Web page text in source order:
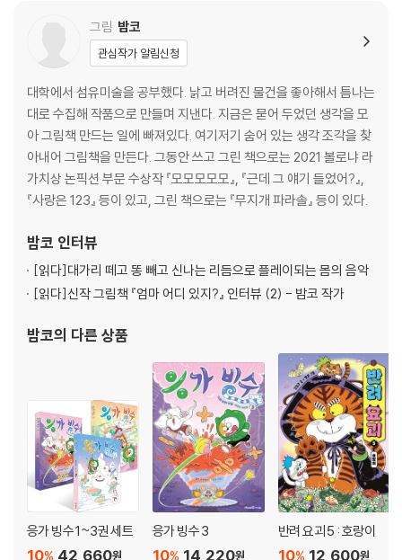
그림 밤코
관심작가 알림신청
대학에서 섬유미술을 공부했다. 낡고 버려진 물건을 좋아해서 틈나는
대로 수집해 작품으로 만들며 지낸다. 지금은 묻어 두었던 생각을 모
아 그림책 만드는 일에 빠져있다. 여기저기 숨어 있는 생각 조각을 찾
아내어 그림책을 만든다. 그동안 쓰고 그린 책으로는 2021 볼로냐 라
가치상 논픽션 부문 수상작 『모모모모모』, 『근데 그 얘기 들었어?』,
『사랑은 123』 등이 있고, 그린 책으로는 『무지개 파라솔』 등이 있다.
밤코 인터뷰
[읽다]대가리 떼고 똥 빼고 신나는 리듬으로 플레이되는 몸의 음악
[읽다]신작 그림책 『엄마 어디 있지?』 인터뷰 (2) - 밤코 작가
밤코의 다른 상품
응가 빙수 1~3권 세트
42,660원
10%
응가 빙수 3
14,220원
10%
반려 요괴 5 : 호랑이
12,600원
10%